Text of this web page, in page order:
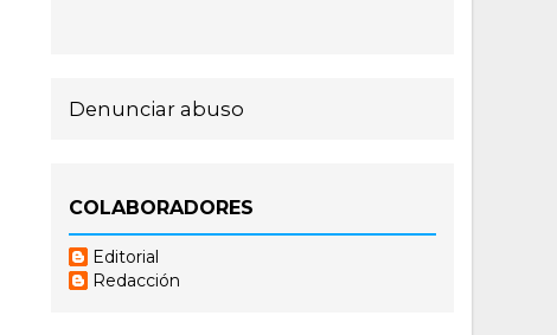
Denunciar abuso
COLABORADORES
Editorial
Redacción